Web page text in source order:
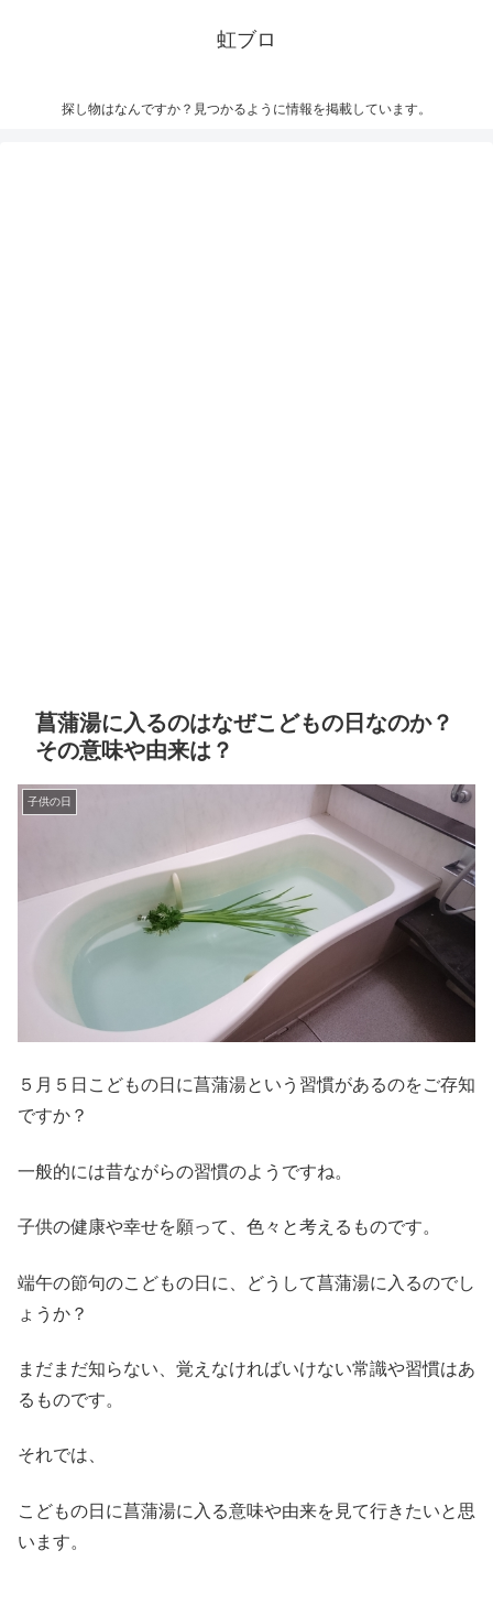
虹ブロ
探し物はなんですか？見つかるように情報を掲載しています。
菖蒲湯に入るのはなぜこどもの日なのか？
その意味や由来は？
子供の日
５月５日こどもの日に菖蒲湯という習慣があるのをご存知
ですか？
一般的には昔ながらの習慣のようですね。
子供の健康や幸せを願って、色々と考えるものです。
端午の節句のこどもの日に、どうして菖蒲湯に入るのでし
ょうか？
まだまだ知らない、覚えなければいけない常識や習慣はあ
るものです。
それでは、
こどもの日に菖蒲湯に入る意味や由来を見て行きたいと思
います。